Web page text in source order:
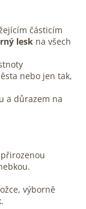
částicím
lesk na všech
nebo jen tak,
a důrazem na
výborně